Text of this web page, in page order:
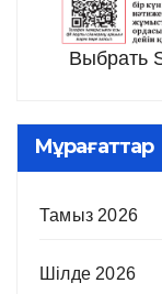
Выбрать
Мұрағаттар
Тамыз 2026
Шілде 2026